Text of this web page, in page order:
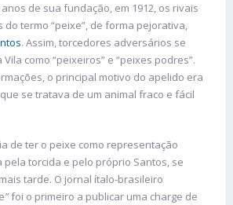
de sua fundação, em 1912, os rivais
do termo “peixe”, de forma pejorativa,
. Assim, torcedores adversários se
como “peixeiros” e “peixes podres”.
o principal motivo do apelido era
se tratava de um animal fraco e fácil
de ter o peixe como representação
pela torcida e pelo próprio Santos, se
tarde. O jornal ítalo-brasileiro
”foi o primeiro a publicar uma charge de